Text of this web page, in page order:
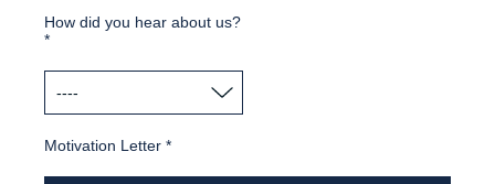
How did you hear about us?
*
Motivation Letter *